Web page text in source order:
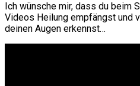
Ich wünsche mir, dass du beim
Videos Heilung empfängst und
deinen Augen erkennst…